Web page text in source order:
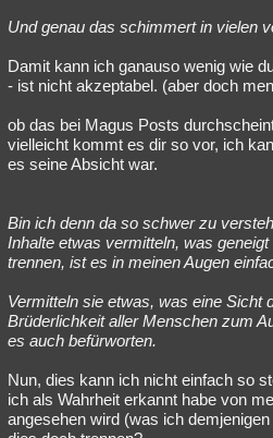
Und genau das schimmert in vielen
Damit kann ich ganauso wenig wie
- ist nicht akzeptabel. (aber doch
ob das bei Magus Posts
vielleicht kommt es dir so vor, ich
es seine Absicht war.
Bin ich denn da so schwer zu
Inhalte etwas vermitteln, was
trennen, ist es in meinen Augen
Vermitteln sie etwas, was eine Sicht
Brüderlichkeit aller Menschen zum
es auch befürworten.
Nun, dies kann ich nicht einfach so
ich als Wahrheit erkannt habe von
angesehen wird (was ich